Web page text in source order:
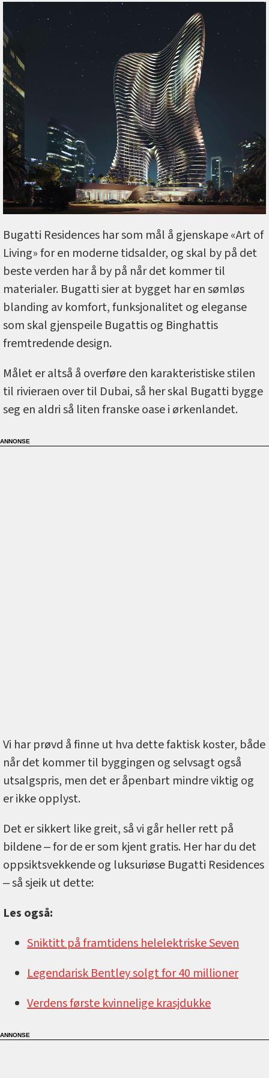
Bugatti Residences har som mål å gjenskape «Art of
Living» for en moderne tidsalder, og skal by på det
beste verden har å by på når det kommer til
materialer. Bugatti sier at bygget har en sømløs
blanding av komfort, funksjonalitet og eleganse
som skal gjenspeile Bugattis og Binghattis
fremtredende design.
Målet er altså å overføre den karakteristiske stilen
til rivieraen over til Dubai, så her skal Bugatti bygge
seg en aldri så liten franske oase i ørkenlandet.
Vi har prøvd å finne ut hva dette faktisk koster, både
når det kommer til byggingen og selvsagt også
utsalgspris, men det er åpenbart mindre viktig og
er ikke opplyst.
Det er sikkert like greit, så vi går heller rett på
bildene ‒ for de er som kjent gratis. Her har du det
oppsiktsvekkende og luksuriøse Bugatti Residences
‒ så sjeik ut dette:
Les også:
Sniktitt på framtidens helelektriske Seven
Legendarisk Bentley solgt for 40 millioner
Verdens første kvinnelige krasjdukke